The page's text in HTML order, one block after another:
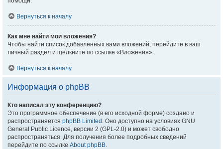
Вернуться к началу
Как мне найти мои вложения?
Чтобы найти список добавленных вами вложений, перейдите в ваш
личный раздел и щёлкните по ссылке «Вложения».
Вернуться к началу
Информация о phpBB
Кто написал эту конференцию?
Это программное обеспечение (в его исходной форме) создано и
распространяется phpBB Limited . Оно доступно на условиях GNU
General Public Licence, версии 2 (GPL-2.0) и может свободно
распространяться. Для получения более подробных сведений
перейдите по ссылке About phpBB.